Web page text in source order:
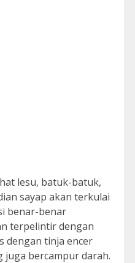
lesu, batuk-batuk,
sayap akan terkulai
benar-benar
terpelintir dengan
dengan tinja encer
bercampur darah.